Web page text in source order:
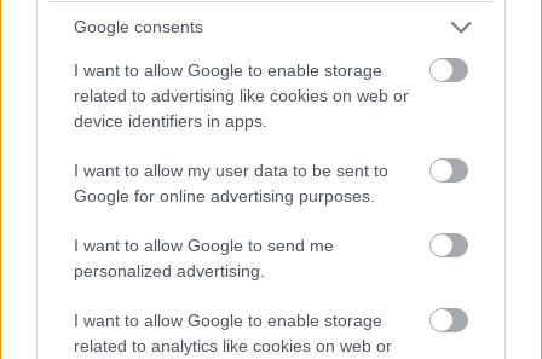
Google consents
I want to allow Google to enable storage
related to advertising like cookies on web or
device identifiers in apps.
I want to allow my user data to be sent to
Google for online advertising purposes.
I want to allow Google to send me
personalized advertising.
I want to allow Google to enable storage
related to analytics like cookies on web or
Desde barrios históricos y templos asiáticos hasta rascacielos
futuristas y una de las m...